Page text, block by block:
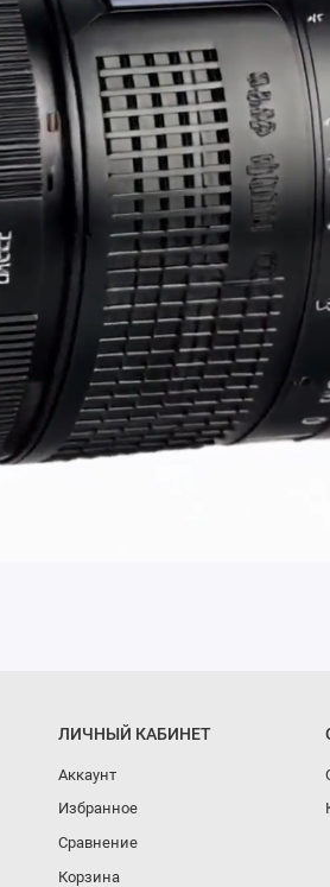
ЛИЧНЫЙ КАБИНЕТ
Аккаунт
Избранное
Сравнение
Корзина